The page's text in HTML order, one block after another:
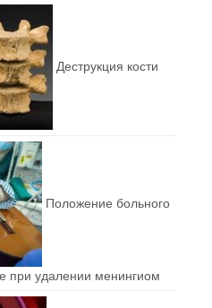
Деструкция кости
Положение больного
при удалении менингиом